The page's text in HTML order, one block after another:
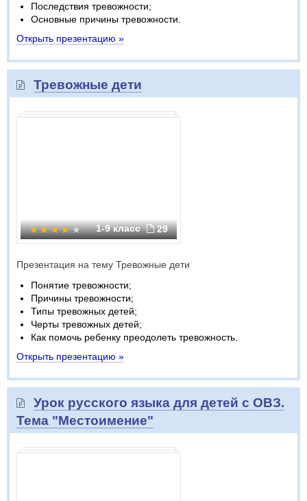
Последствия тревожности;
Основные причины тревожности.
Открыть презентацию »
Тревожные дети
1-9 класс 29
Презентация на тему Тревожные дети
Понятие тревожности;
Причины тревожности;
Типы тревожных детей;
Черты тревожных детей;
Как помочь ребенку преодолеть тревожность.
Открыть презентацию »
Урок русского языка для детей с ОВЗ.
Тема "Местоимение"